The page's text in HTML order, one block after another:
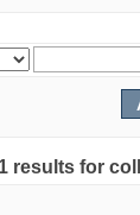
results for